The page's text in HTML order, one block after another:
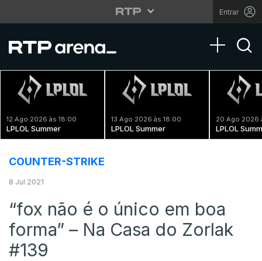
Entrar
Toggle
12 Ago 2026 às 18:00
LPLOL Summer
13 Ago 2026 às 18:00
LPLOL Summer
20 Ago 2026
LPLOL
COUNTER-STRIKE
8 Jul 2021
“fox não é o único em boa
forma” – Na Casa do Zorlak
#139